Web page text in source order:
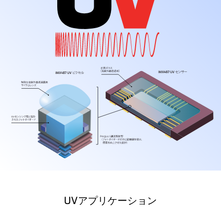
UVアプリケーション